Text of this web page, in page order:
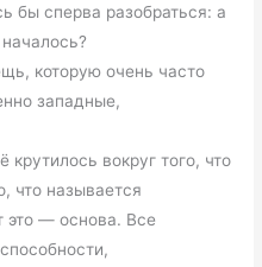
бы сперва разобраться: а
которую очень часто
западные,
крутилось вокруг того, что
что называется
— основа. Все